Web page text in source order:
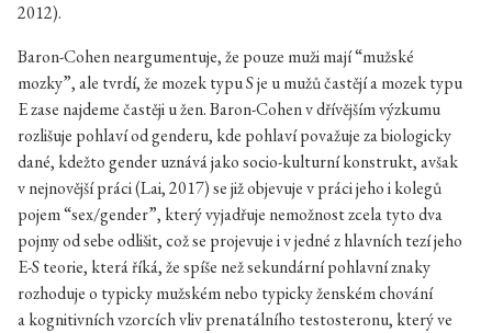
2012).
Baron-Cohen neargumentuje, že pouze muži mají “mužské
mozky”, ale tvrdí, že mozek typu S je u mužů častějí a mozek typu
E zase najdeme častěji u žen. Baron-Cohen v dřívějším výzkumu
rozlišuje pohlaví od genderu, kde pohlaví považuje za biologicky
dané, kdežto gender uznává jako socio-kulturní konstrukt, avšak
v nejnovější práci (Lai, 2017) se již objevuje v práci jeho i kolegů
pojem “sex/gender”, který vyjadřuje nemožnost zcela tyto dva
pojmy od sebe odlišit, což se projevuje i v jedné z hlavních tezí jeho
E-S teorie, která říká, že spíše než sekundární pohlavní znaky
rozhoduje o typicky mužském nebo typicky ženském chování
a kognitivních vzorcích vliv prenatálního testosteronu, který ve